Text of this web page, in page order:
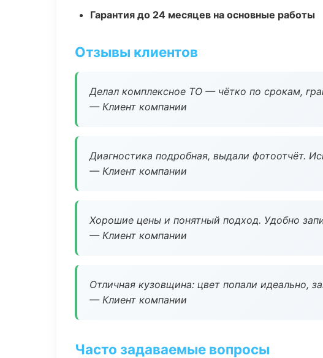
Гарантия до 24 месяцев на основные работы
Отзывы клиентов
Делал комплексное ТО — чётко по срокам,
— Клиент компании
Диагностика подробная, выдали фотоотчёт.
— Клиент компании
Хорошие цены и понятный подход. Удобно
— Клиент компании
Отличная кузовщина: цвет попали идеально,
— Клиент компании
Часто задаваемые вопросы